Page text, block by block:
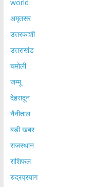
world
अमृतसर
उत्तरकाशी
उत्तराखंड
चमोली
जम्मू
देहरादून
नैनीताल
बड़ी खबर
राजस्थान
राशिफल
रुद्रप्रयाग